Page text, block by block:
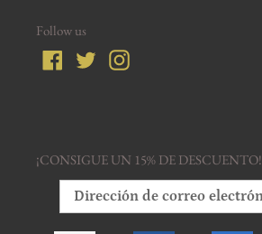
Follow us
Facebook
TwitterInstagram
¡CONSIGUE UN 15% DE DESCUENTO!